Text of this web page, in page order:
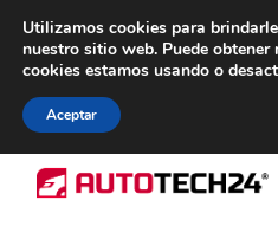
ENTREGA
De lunes a viernes
al
Utilizamos cookies para
nuestro sitio web. Puede
cookies estamos usando o
Aceptar